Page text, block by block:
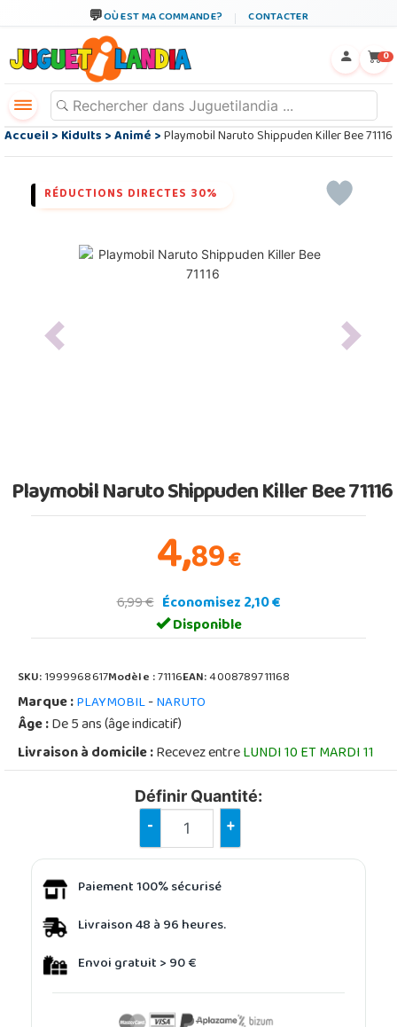
OÙ EST MA COMMANDE? CONTACTER
0
Accueil>Kidults>Animé>Playmobil Naruto Shippuden Killer Bee 71116
RÉDUCTIONS DIRECTES 30%
Previous Next
Playmobil Naruto Shippuden Killer Bee 71116
4,89€
6,99 € Économisez 2,10 €
Disponible
SKU:1999968617Modèle :71116EAN:4008789711168
Marque :PLAYMOBIL-NARUTO
Âge :De 5 ans (âge indicatif)
Livraison à domicile :Recevez entreLUNDI 10 ET MARDI 11
Définir Quantité:
- +
Paiement 100% sécurisé
Livraison 48 à 96 heures.
Envoi gratuit > 90 €